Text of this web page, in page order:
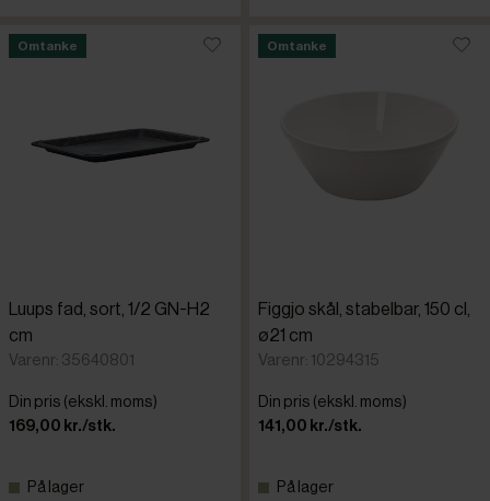
Omtanke
Luups fad, sort, 1/2 GN-H2
cm
Varenr: 35640801
Din pris (ekskl. moms)
169,00 kr./stk.
På lager
Omtanke
Figgjo skål, stabelbar, 150 cl,
ø21 cm
Varenr: 10294315
Din pris (ekskl. moms)
141,00 kr./stk.
På lager